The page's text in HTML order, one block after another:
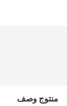
منتوج وصف